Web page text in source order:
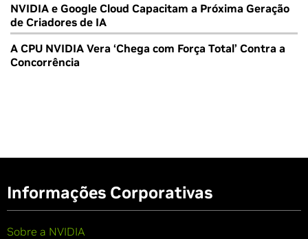
NVIDIA e Google Cloud Capacitam a Próxima Geração
de Criadores de IA
A CPU NVIDIA Vera ‘Chega com Força Total’ Contra a
Concorrência
Informações Corporativas
Sobre a NVIDIA